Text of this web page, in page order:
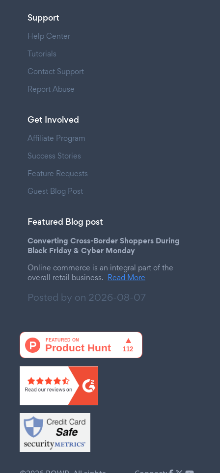
Support
Help Center
Tutorials
Contact Support
Report Abuse
Get Involved
Affiliate Program
Success Stories
Feature Requests
Guest Blog Post
Featured Blog post
Converting Cross-Border Shoppers During
Black Friday & Cyber Monday
Online commerce is an integral part of the
overall retail business. Read More
Posted by on 2026-08-07